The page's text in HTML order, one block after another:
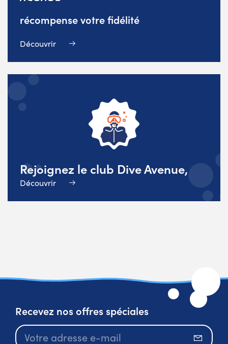
récompense votre fidélité
Découvrir
Rejoignez le club Dive Avenue,
Découvrir
Recevez nos offres spéciales